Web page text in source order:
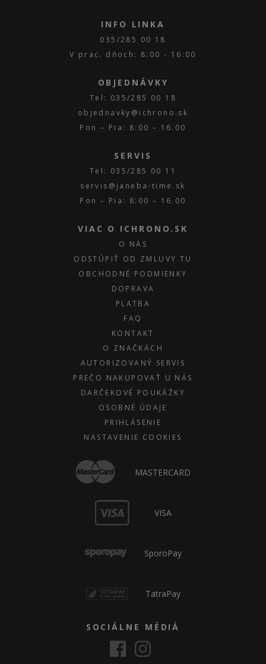
INFO LINKA
035/285 00 18
V prac. dňoch: 8:00 - 16:00
OBJEDNÁVKY
Tel: 035/285 00 18
objednavky@ichrono.sk
Pon – Pia: 8:00 – 16.00
SERVIS
Tel: 035/285 00 11
servis@janeba-time.sk
Pon – Pia: 8:00 – 16.00
VIAC O ICHRONO.SK
O NÁS
ODSTÚPIŤ OD ZMLUVY TU
OBCHODNÉ PODMIENKY
DOPRAVA
PLATBA
FAQ
KONTAKT
O ZNAČKÁCH
AUTORIZOVANÝ SERVIS
PREČO NAKUPOVAŤ U NÁS
DARČEKOVÉ POUKÁŽKY
OSOBNÉ ÚDAJE
PRIHLÁSENIE
NASTAVENIE COOKIES
MASTERCARD
VISA
SporoPay
TatraPay
SOCIÁLNE MÉDIÁ